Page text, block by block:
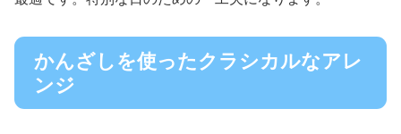
かんざしを使ったクラシカルなアレ
ンジ